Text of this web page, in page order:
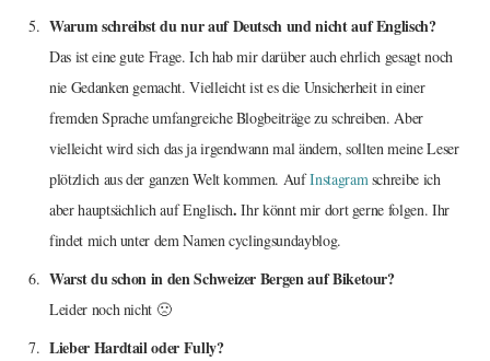
Warum schreibst du nur auf Deutsch und nicht auf Englisch?
Das ist eine gute Frage. Ich hab mir darüber auch ehrlich gesagt noch
nie Gedanken gemacht. Vielleicht ist es die Unsicherheit in einer
fremden Sprache umfangreiche Blogbeiträge zu schreiben. Aber
vielleicht wird sich das ja irgendwann mal ändern, sollten meine Leser
plötzlich aus der ganzen Welt kommen. AufInstagramschreibe ich
aber hauptsächlich auf Englisch.Ihr könnt mir dort gerne folgen. Ihr
findet mich unter dem Namen cyclingsundayblog.
Warst du schon in den Schweizer Bergen auf Biketour?
Leider noch nicht 🙁
Lieber Hardtail oder Fully?